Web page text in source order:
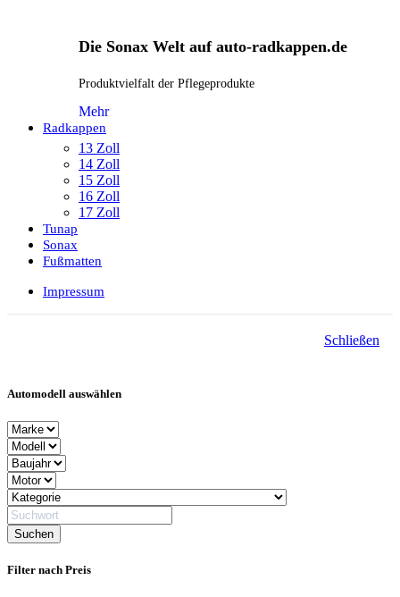
Die Sonax Welt auf auto-radkappen.de
Produktvielfalt der Pflegeprodukte
Mehr
Radkappen
13 Zoll
14 Zoll
15 Zoll
16 Zoll
17 Zoll
Tunap
Sonax
Fußmatten
Impressum
Schließen
Automodell auswählen
Filter nach Preis